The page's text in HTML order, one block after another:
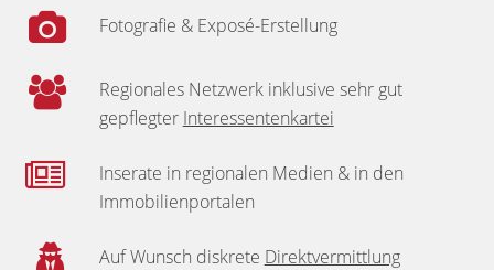
Fotografie & Exposé-Erstellung
Regionales Netzwerk inklusive sehr gut
gepflegter Interessentenkartei
Inserate in regionalen Medien & in den
Immobilienportalen
Auf Wunsch diskrete Direktvermittlung